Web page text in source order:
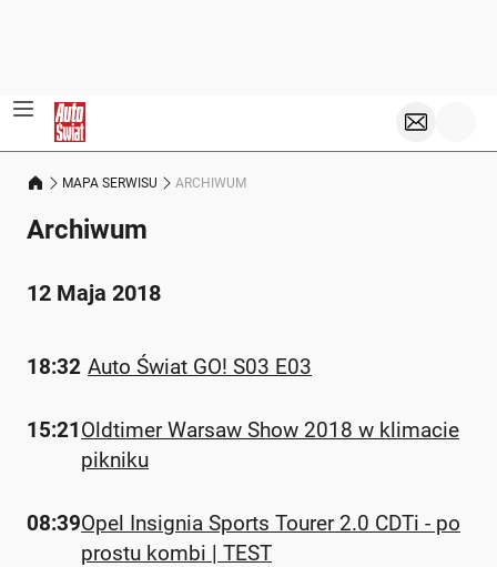
MAPA SERWISU ARCHIWUM
Archiwum
12 Maja 2018
18:32 Auto Świat GO! S03 E03
15:21Oldtimer Warsaw Show 2018 w klimacie
pikniku
08:39Opel Insignia Sports Tourer 2.0 CDTi - po
prostu kombi | TEST